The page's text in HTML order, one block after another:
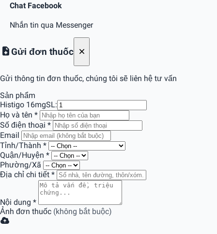
Chat Facebook
Nhắn tin qua Messenger
Gửi đơn thuốc
Gửi thông tin đơn thuốc, chúng tôi sẽ liên hệ tư vấn
Sản phẩm
Histigo 16mgSL:
Họ và tên *
Số điện thoại *
Email
Tỉnh/Thành *
Quận/Huyện *
Phường/Xã
Địa chỉ chi tiết *
Nội dung *
Ảnh đơn thuốc (không bắt buộc)